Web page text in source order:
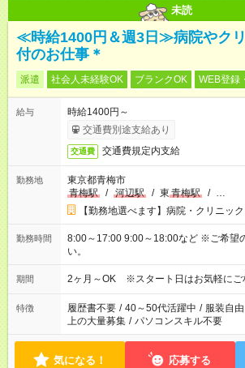
未読
≪時給1400円＆週3日≫病院やク
付のお仕事＊
派遣 社会人未経験OK ブランクOK WEB登録
給与
時給1400円～
交通費別途支給あり
交通費 交通費規定内支給
勤務地
東京都青梅市
青梅駅
/ 河辺駅 / 東 青梅駅 / …
【勤務地選べます】病院・クリニック
勤務時間
8:00～17:00 9:00～18:00など ※ご希望
い。
期間 2ヶ月～OK ※スタート日はお気軽にご
特徴 履歴書不要 / 40～50代活躍中 / 服装自由
上の大量募集 / パソコンスキル不要
気になる！ 応募する